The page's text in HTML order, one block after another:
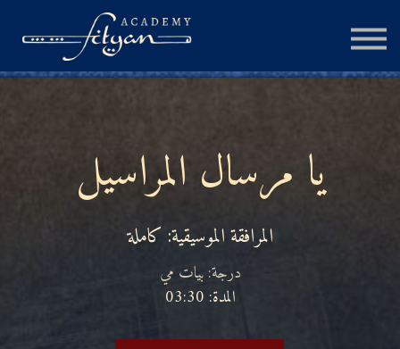
الجلسة الإستشارية
تسجيل الدخول
يا مرسال المراسيل
المرافقة الموسيقية: كاملة
درجة: بيات مي
المدة: 03:30